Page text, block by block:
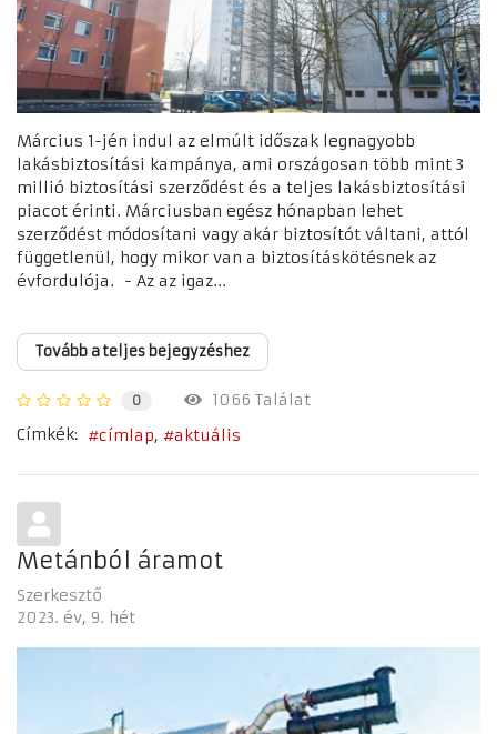
Március 1-jén indul az elmúlt időszak legnagyobb
lakásbiztosítási kampánya, ami országosan több mint 3
millió biztosítási szerződést és a teljes lakásbiztosítási
piacot érinti. Márciusban egész hónapban lehet
szerződést módosítani vagy akár biztosítót váltani, attól
függetlenül, hogy mikor van a biztosításkötésnek az
évfordulója. - Az az igaz...
Tovább a teljes bejegyzéshez
0
1066 Találat
Címkék:
címlap aktuális
Metánból áramot
Szerkesztő
2023. év 9. hét